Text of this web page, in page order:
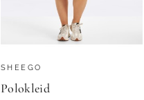
SHEEGO
Polokleid